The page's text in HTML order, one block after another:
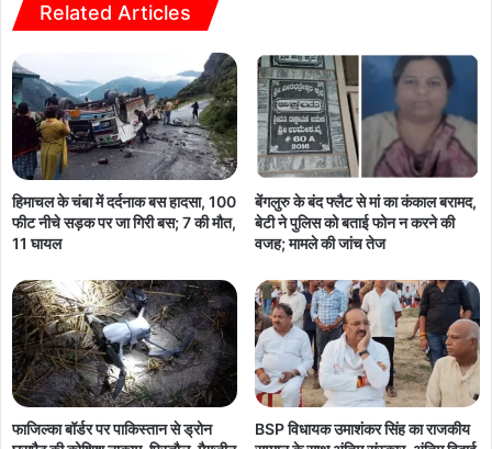
Related Articles
हिमाचल के चंबा में दर्दनाक बस हादसा, 100
फीट नीचे सड़क पर जा गिरी बस; 7 की मौत,
11 घायल
बेंगलुरु के बंद फ्लैट से मां का कंकाल बरामद,
बेटी ने पुलिस को बताई फोन न करने की
वजह; मामले की जांच तेज
फाजिल्का बॉर्डर पर पाकिस्तान से ड्रोन
BSP विधायक उमाशंकर सिंह का राजकीय